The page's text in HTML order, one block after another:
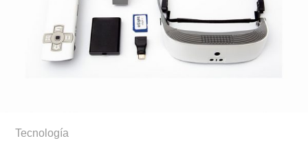
Tecnología